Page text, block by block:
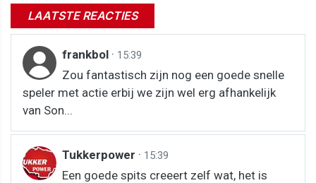
LAATSTE REACTIES
frankbol · 15:39
Zou fantastisch zijn nog een goede snelle
speler met actie erbij we zijn wel erg afhankelijk
van Son...
Tukkerpower · 15:39
Een goede spits creeert zelf wat, het is